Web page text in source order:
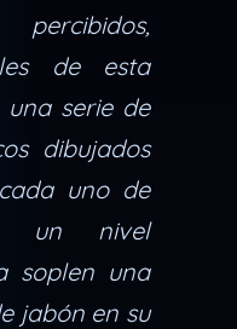
de esta
serie de
dibujados
uno de
un nivel
soplen una
jabón en su